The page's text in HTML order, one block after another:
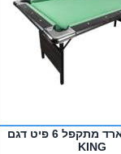
שולחן ביליארד מתקפל 6 פיט דגם
KING